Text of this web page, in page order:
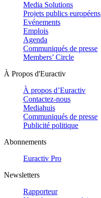
Media Solutions
Projets publics européens
Evénements
Emplois
Agenda
Communiqués de presse
Members’ Circle
À Propos d'Euractiv
À propos d’Euractiv
Contactez-nous
Mediahuis
Communiqués de presse
Publicité politique
Abonnements
Euractiv Pro
Newsletters
Rapporteur